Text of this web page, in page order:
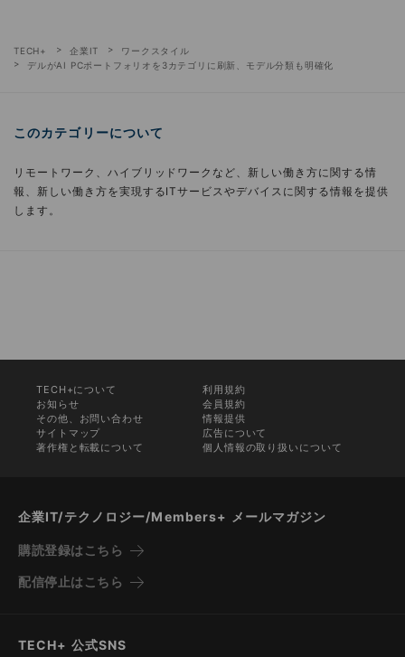
TECH+ 企業IT
ワークスタイル
デルがAI PCポートフォリオを3カテゴリに刷新、モデル分類も明確化
このカテゴリーについて
リモートワーク、ハイブリッドワークなど、新しい働き方に関する情
報、新しい働き方を実現するITサービスやデバイスに関する情報を提供
します。
TECH+について
利用規約
お知らせ
会員規約
その他、お問い合わせ
情報提供
サイトマップ
広告について
著作権と転載について
個人情報の取り扱いについて
企業IT/テクノロジー/Members+ メールマガジン
購読登録はこちら
配信停止はこちら
TECH+ 公式SNS